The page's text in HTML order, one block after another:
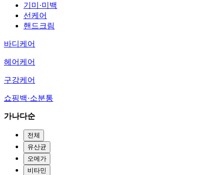
기미·미백
선케어
핸드크림
바디케어
헤어케어
구강케어
쇼핑백·소분통
가나다순
전체
유산균
오메가
비타민